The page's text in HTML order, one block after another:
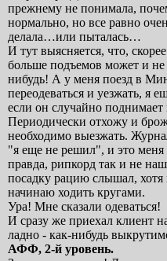
прежнему не понимала,
нормально, но все равно
делала…или пыталась…
И тут выясняется, что,
больше подъемов может и
нибудь! А у меня поезд в
переодеваться и уезжать, я
если он случайно
Периодически отхожу и
необходимо выезжать.
"я еще не решил", и это
правда, рипкорд так и не
посадку рацию слышал, хотя
начинаю ходить кругами.
Ура! Мне сказали одеваться!
И сразу же приехал клиент
ладно - как-нибудь
АФФ, 2-й уровень.